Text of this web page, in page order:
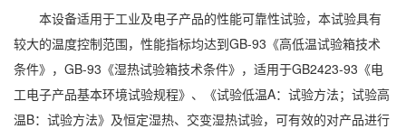
本设备适用于工业及电子产品的性能可靠性试验，本试验具有
较大的温度控制范围，性能指标均达到GB-93《高低温试验箱技术
条件》，GB-93《湿热试验箱技术条件》，适用于GB2423-93《电
工电子产品基本环境试验规程》、《试验低温A：试验方法；试验高
温B：试验方法》及恒定湿热、交变湿热试验，可有效的对产品进行